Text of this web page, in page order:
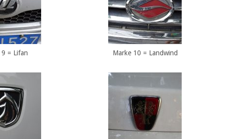
9 = Lifan Marke 10 = Landwind